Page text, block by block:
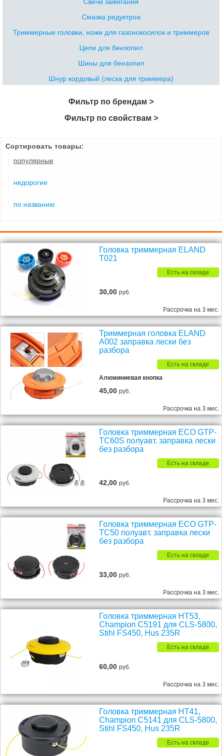
Смазка редуктроа
Триммерные головки, ножи для газонокосилок и триммеров
Цепи для бензопил
Шины для бензопил
Шнур кордовый (леска для триммера)
Фильтр по брендам >
Фильтр по свойствам >
Сортировать товары:
популярные
недорогие
по названию
Головка триммерная ELAND
T021
Есть на складе
30,00руб.
Рассрочка на 3 мес.
Триммерная головка ELAND
A002 заправка лески без
разбора
Есть на складе
Алюминиевая кнопка
45,00руб.
Рассрочка на 3 мес.
Головка триммерная ECO GTP-
TC60S полуавт. заправка лески
без разбора
Есть на складе
42,00руб.
Рассрочка на 3 мес.
Головка триммерная ECO GTP-
TC50 полуавт. заправка лески
без разбора
Есть на складе
33,00руб.
Рассрочка на 3 мес.
Головка триммерная HT53,
Champion C5191 для CLS-5800,
Stihl FS450, Hus 235R
Есть на складе
60,00руб.
Рассрочка на 3 мес.
Головка триммерная HT41,
Champion C5141 для CLS-5800,
Stihl FS450, Hus 235R
Есть на складе